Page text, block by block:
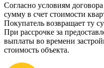
Согласно условиям
сумму в счет стоимости
Покупатель возвращает ту
При рассрочке за
выплаты во времени
стоимость объекта.